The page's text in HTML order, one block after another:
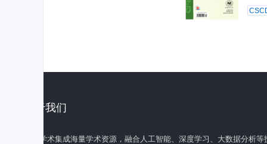
关于我们
百度学术集成海量学术资源，融合人工智能、深度学习、大数据分析